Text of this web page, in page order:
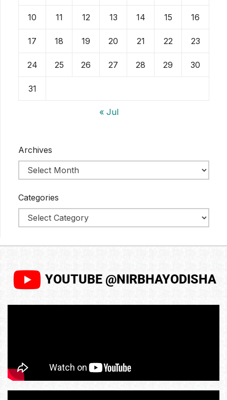
10 11 12 13 14 15 16
17 18 19 20 21 22 23
24 25 26 27 28 29 30
31
« Jul
Archives
Categories
YOUTUBE @NIRBHAYODISHA